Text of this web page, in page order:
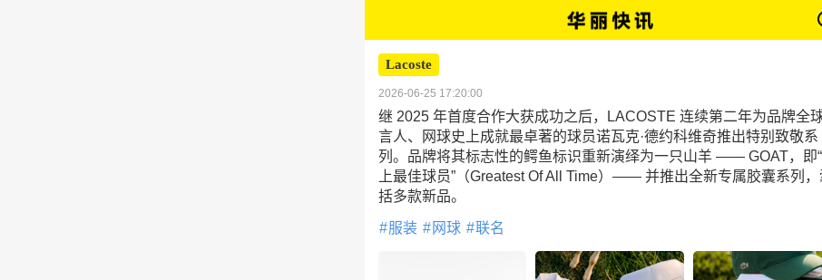
Lacoste
2026-06-25 17:20:00
继 2025 年首度合作大获成功之后，LACOSTE 连续第二年为品牌全
言人、网球史上成就最卓著的球员诺瓦克·德约科维奇推出特别致敬系
列。品牌将其标志性的鳄鱼标识重新演绎为一只山羊 —— GOAT，即
上最佳球员”（Greatest Of All Time）—— 并推出全新专属胶囊系列，
括多款新品。
服装 网球 联名